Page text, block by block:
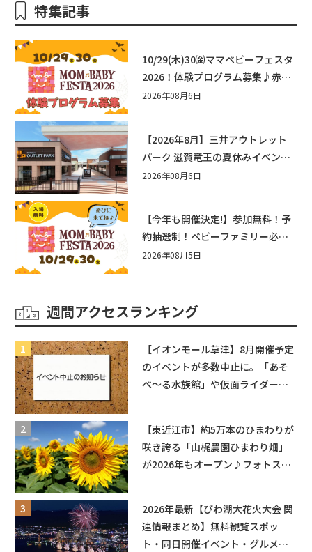
特集記事
10/29(木)30㈮ママベビーフェスタ
2026！体験プログラム募集♪赤ち
ゃん向けイベントに出演しません
2026年08月6日
【2026年8月】三井アウトレット
パーク 滋賀竜王の夏休みイベント
まとめ！びしょぬれ水あそび・激
2026年08月6日
【今年も開催決定!】参加無料！予
約抽選制！ベビーファミリー必見
☆入場無料☆10/29(木)30(金)ママ
2026年08月5日
週間アクセスランキング
【イオンモール草津】8月開催予定
のイベントが多数中止に。「あそ
べ〜る水族館」や仮面ライダーシ
【東近江市】約5万本のひまわりが
咲き誇る「山梶農園ひまわり畑」
が2026年もオープン♪フォトスポ
2026年最新【びわ湖大花火大会 関
連情報まとめ】無料観覧スポッ
ト・同日開催イベント・グルメマ